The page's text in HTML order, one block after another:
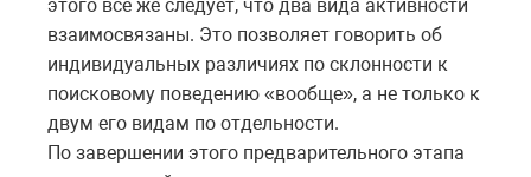
этого всё же следует, что два вида активности
взаимосвязаны. Это позволяет говорить об
индивидуальных различиях по склонности к
поисковому поведению «вообще», а не только к
двум его видам по отдельности.
По завершении этого предварительного этапа